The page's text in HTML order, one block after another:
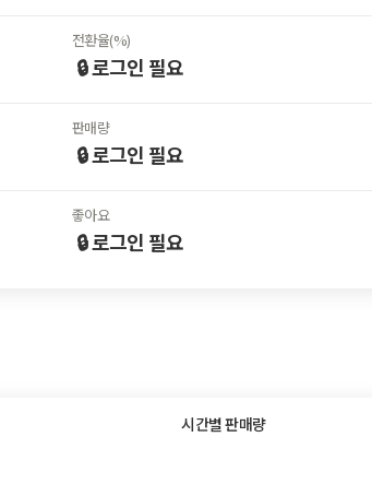
전환율(%)
🔒 로그인 필요
판매량
🔒 로그인 필요
좋아요
🔒 로그인 필요
시간별 판매량